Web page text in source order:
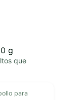
g
que
para